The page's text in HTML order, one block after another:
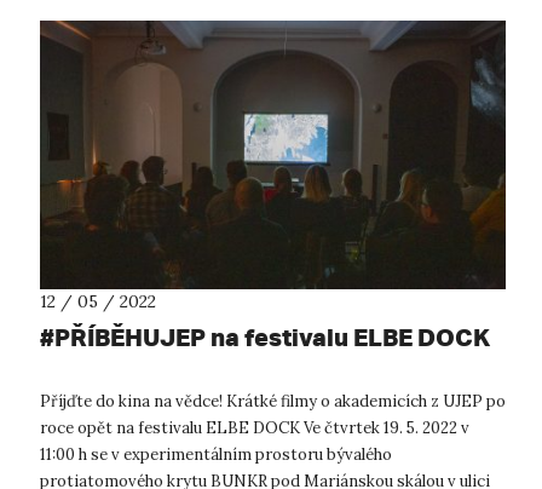
12 / 05 / 2022
#PŘÍBĚHUJEP na festivalu ELBE DOCK
Příjďte do kina na vědce! Krátké filmy o akademicích z UJEP po
roce opět na festivalu ELBE DOCK Ve čtvrtek 19. 5. 2022 v
11:00 h se v experimentálním prostoru bývalého
protiatomového krytu BUNKR pod Mariánskou skálou v ulici